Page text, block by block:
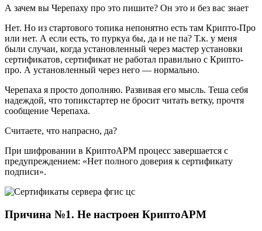
А зачем вы Черепаху про это пишите? Он это и без вас знает
Нет. Но из стартового топика непонятно есть там Крипто-Про
или нет. А если есть, то пуркуа бы, да и не па? Т.к. у меня
были случаи, когда установленный через мастер установки
сертификатов, сертификат не работал правильно с Крипто-
про. А установленный через него — нормально.
Черепаха я просто дополняю. Развивая его мысль. Теша себя
надеждой, что топикстартер не бросит читать ветку, прочтя
сообщение Черепаха.
Считаете, что напрасно, да?
При шифровании в КриптоАРМ процесс завершается с
предупреждением: «Нет полного доверия к сертификату
подписи».
Причина №1. Не настроен КриптоАРМ